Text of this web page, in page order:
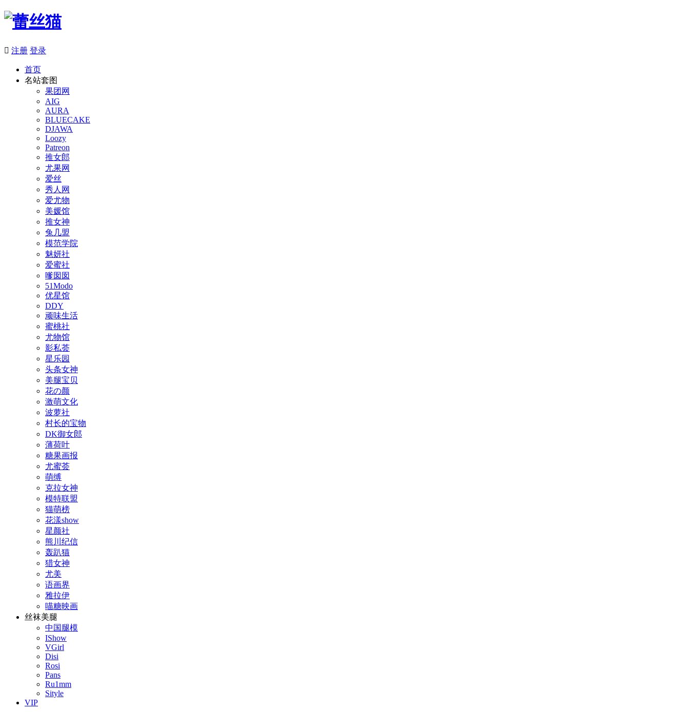
 注册 登录
首页
名站套图
果团网
AIG
AURA
BLUECAKE
DJAWA
Loozy
Patreon
推女郎
尤果网
爱丝
秀人网
爱尤物
美媛馆
推女神
兔几盟
模范学院
魅妍社
爱蜜社
嗲囡囡
51Modo
优星馆
DDY
顽味生活
蜜桃社
尤物馆
影私荟
星乐园
头条女神
美腿宝贝
花の颜
激萌文化
波萝社
村长的宝物
DK御女郎
薄荷叶
糖果画报
尤蜜荟
萌缚
克拉女神
模特联盟
猫萌榜
花漾show
星颜社
熊川纪信
轰趴猫
猎女神
尤美
语画界
雅拉伊
喵糖映画
丝袜美腿
中国腿模
IShow
VGirl
Disi
Rosi
Pans
Ru1mm
Sityle
VIP